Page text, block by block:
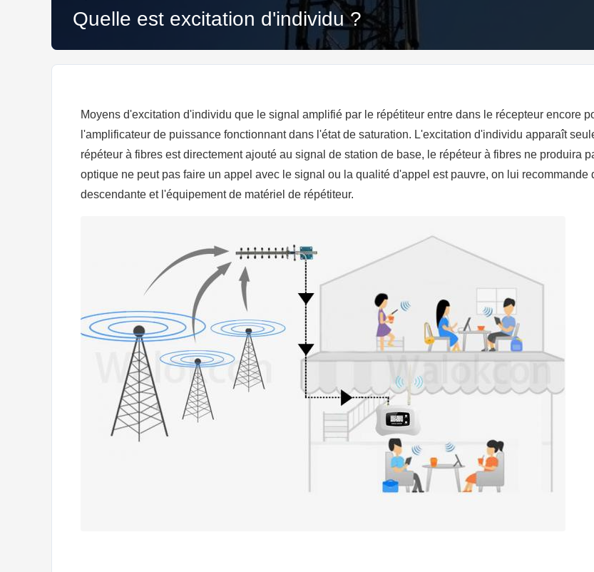
Quelle est excitation d'individu ?
Moyens d'excitation d'individu que le signal amplifié par le répétiteur entre dans le récepteur encore
l'amplificateur de puissance fonctionnant dans l'état de saturation. L'excitation d'individu apparaît
répéteur à fibres est directement ajouté au signal de station de base, le répéteur à fibres ne produira
optique ne peut pas faire un appel avec le signal ou la qualité d'appel est pauvre, on lui
descendante et l'équipement de matériel de répétiteur.